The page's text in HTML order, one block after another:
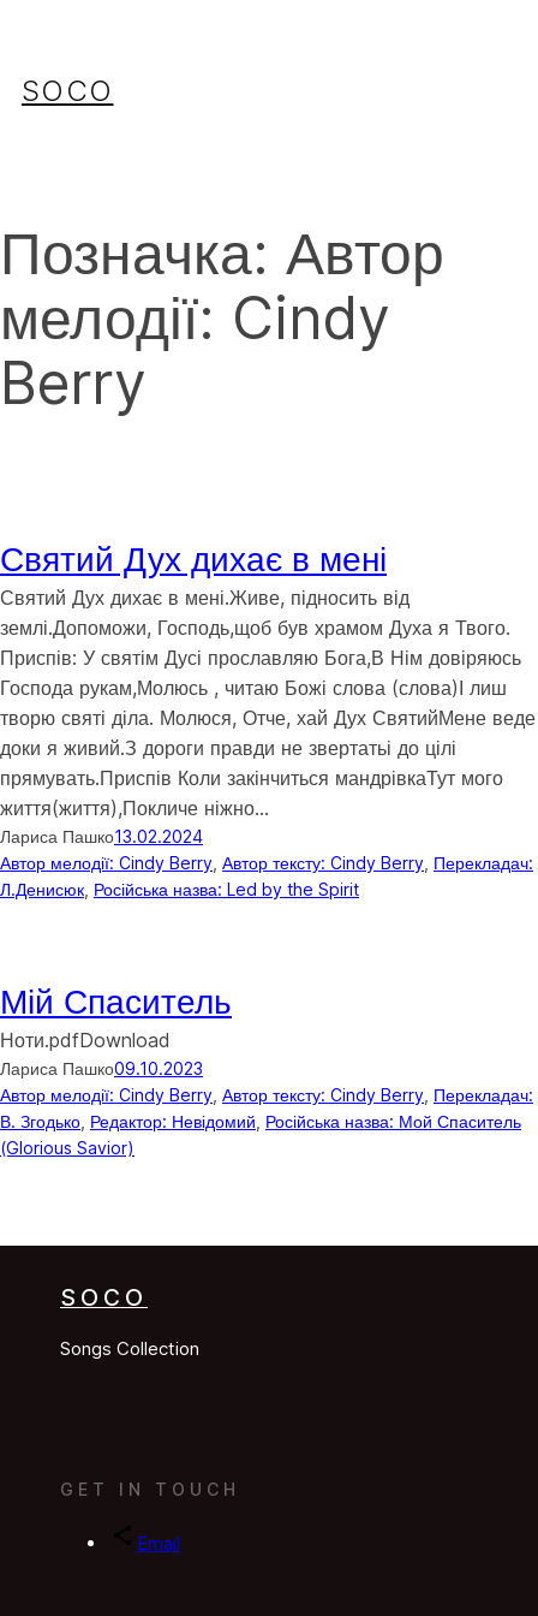
SOCO
Позначка: Автор
мелодії: Cindy
Berry
Святий Дух дихає в мені
Святий Дух дихає в мені.Живе, підносить від
землі.Допоможи, Господь,щоб був храмом Духа я Твого.
Приспів: У святім Дусі прославляю Бога,В Нім довіряюсь
Господа рукам,Молюсь , читаю Божі слова (слова)І лиш
творю святі діла. Молюся, Отче, хай Дух СвятийМене веде
доки я живий.З дороги правди не звертатьі до цілі
прямувать.Приспів Коли закінчиться мандрівкаТут мого
життя(життя),Покличе ніжно…
Лариса Пашко13.02.2024
Автор мелодії: Cindy Berry Автор тексту: Cindy Berry Перекладач:
Л.Денисюк Російська назва: Led by the Spirit
Мій Спаситель
Ноти.pdfDownload
Лариса Пашко09.10.2023
Автор мелодії: Cindy Berry Автор тексту: Cindy Berry Перекладач:
В. Згодько Редактор: Невідомий Російська назва: Мой Спаситель
(Glorious Savior)
SOCO
Songs Collection
GET IN TOUCH
Email